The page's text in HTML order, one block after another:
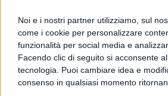
Noi e i nostri partner utilizziamo, sul
come i cookie per personalizzare
funzionalità per social media e
Facendo clic di seguito si acconsente
tecnologia. Puoi cambiare idea e
consenso in qualsiasi momento
avvenuto e per esprimere
della pattuglia aggredita a
“fiducia e vicinanza” alla
una nota del suo ufficio